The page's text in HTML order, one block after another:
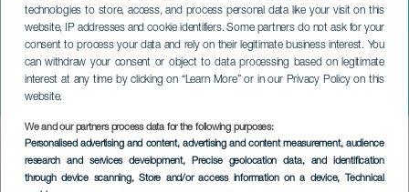
technologies to store, access, and process personal data like your visit on this
website, IP addresses and cookie identifiers. Some partners do not ask for your
consent to process your data and rely on their legitimate business interest. You
can withdraw your consent or object to data processing based on legitimate
interest at any time by clicking on “Learn More” or in our Privacy Policy on this
website.
We and our partners process data for the following purposes:
Personalised advertising and content, advertising and content measurement, audience
research and services development, Precise geolocation data, and identification
through device scanning, Store and/or access information on a device, Technical
Fiestas de Los Dolores
LANZAROTE
Imagen
Listado